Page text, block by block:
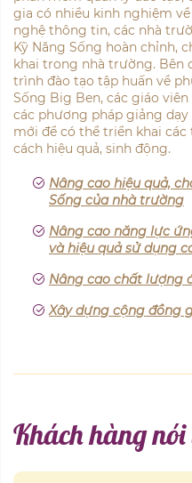
gia có nhiều kinh nghiệm
nghệ thông tin, các nhà
Kỹ Năng Sống hoàn chỉnh,
khai trong nhà trường. Bên
trình đào tạo tập huấn về
Sống Big Ben, các giáo
các phương pháp giảng
mới để có thể triển khai
cách hiệu quả, sinh động.
Nâng cao hiệu quả,
Sống của nhà trường
Nâng cao năng lực
và hiệu quả sử dụng
Nâng cao chất lượng
Xây dựng cộng đồng
Khách hàng nói